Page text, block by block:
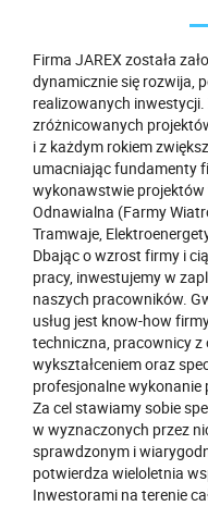
Firma JAREX została
dynamicznie się rozwija,
realizowanych
zróżnicowanych
i z każdym rokiem
umacniając fundamenty
wykonawstwie projektów
Odnawialna (Farmy
Tramwaje,
Dbając o wzrost firmy i
pracy, inwestujemy w
naszych pracowników.
usług jest know-how
techniczna, pracownicy
wykształceniem oraz
profesjonalne
Za cel stawiamy sobie
w wyznaczonych przez
sprawdzonym i
potwierdza wieloletnia
Inwestorami na terenie